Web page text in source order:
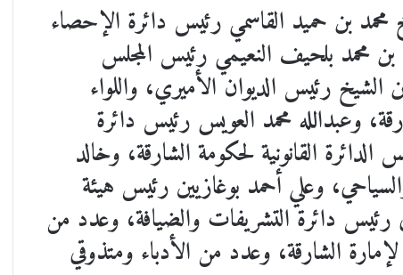
بن حميد القاسمي رئيس دائرة الإحصاء
بن محمد بلحيف النعيمي رئيس المجلس
رئيس الديوان الأميري، واللواء
وعبدالله محمد العويس رئيس دائرة
القانونية لحكومة الشارقة، وخالد
وعلي أحمد بوغازيين رئيس هيئة
رئيس دائرة التشريفات والضيافة، وعدد من
الشارقة، وعدد من الأدباء ومتذوقي